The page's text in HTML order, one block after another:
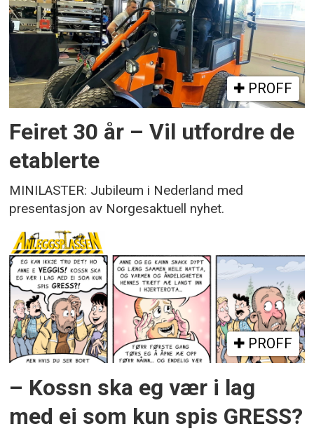
PROFF
Feiret 30 år – Vil utfordre de
etablerte
MINILASTER: Jubileum i Nederland med
presentasjon av Norgesaktuell nyhet.
PROFF
– Kossn ska eg vær i lag
med ei som kun spis GRESS?